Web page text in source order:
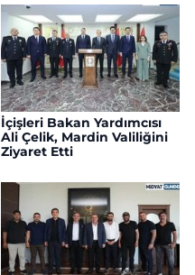
İçişleri Bakan Yardımcısı
Ali Çelik, Mardin Valiliğini
Ziyaret Etti